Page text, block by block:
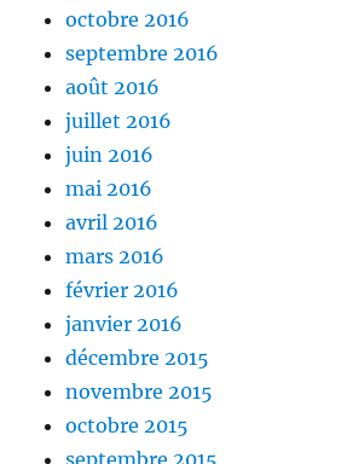
octobre 2016
septembre 2016
août 2016
juillet 2016
juin 2016
mai 2016
avril 2016
mars 2016
février 2016
janvier 2016
décembre 2015
novembre 2015
octobre 2015
septembre 2015